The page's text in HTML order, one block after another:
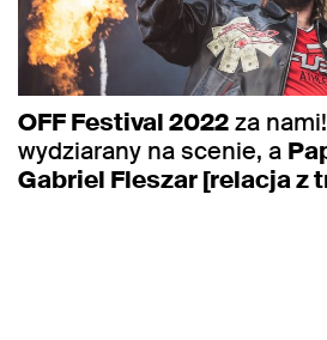
OFF Festival 2022za nami!
wydziarany na scenie, a
Gabriel Fleszar [relacja z